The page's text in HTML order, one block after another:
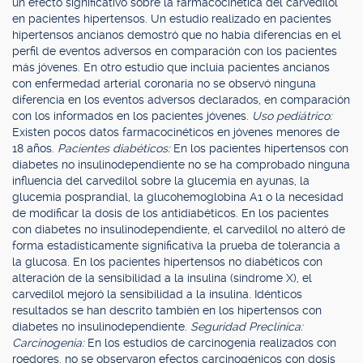
en pacientes hipertensos. Un estudio realizado en pacientes
hipertensos ancianos demostró que no había diferencias en el
perfil de eventos adversos en comparación con los pacientes
más jóvenes. En otro estudio que incluía pacientes ancianos
con enfermedad arterial coronaria no se observó ninguna
diferencia en los eventos adversos declarados, en comparación
con los informados en los pacientes jóvenes. Uso pediátrico:
Existen pocos datos farmacocinéticos en jóvenes menores de
18 años. Pacientes diabéticos: En los pacientes hipertensos con
diabetes no insulinodependiente no se ha comprobado ninguna
influencia del carvedilol sobre la glucemia en ayunas, la
glucemia posprandial, la glucohemoglobina A1 o la necesidad
de modificar la dosis de los antidiabéticos. En los pacientes
con diabetes no insulinodependiente, el carvedilol no alteró de
forma estadísticamente significativa la prueba de tolerancia a
la glucosa. En los pacientes hipertensos no diabéticos con
alteración de la sensibilidad a la insulina (síndrome X), el
carvedilol mejoró la sensibilidad a la insulina. Idénticos
resultados se han descrito también en los hipertensos con
diabetes no insulinodependiente. Seguridad Preclínica:
Carcinogenia: En los estudios de carcinogenia realizados con
roedores, no se observaron efectos carcinogénicos con dosis